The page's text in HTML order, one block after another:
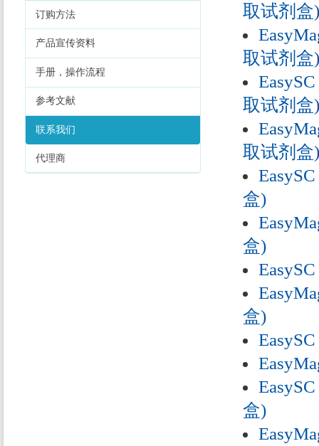
订购方法
产品宣传资料
手册，操作流程
参考文献
联系我们
代理商
取试剂盒
取试剂盒
取试剂盒
取试剂盒
盒)
盒)
盒)
盒)